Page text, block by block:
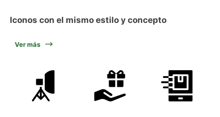
Iconos con el mismo estilo y concepto
Ver más